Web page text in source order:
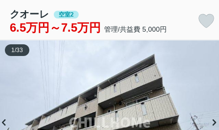
クオーレ 空室2
6.5万円～7.5万円 管理/共益費 5,000円
1/33